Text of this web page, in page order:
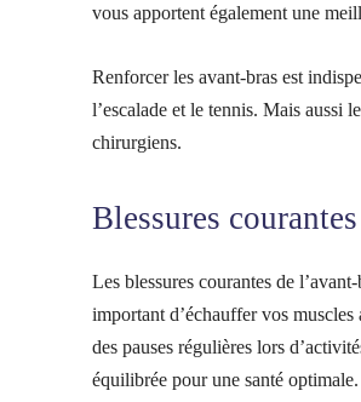
vous apportent également une
Renforcer les avant-bras est
l’escalade et le tennis. Mais aussi
chirurgiens.
Blessures
Les blessures courantes de
important d’échauffer vos
des pauses régulières lors
équilibrée pour une santé optimale.